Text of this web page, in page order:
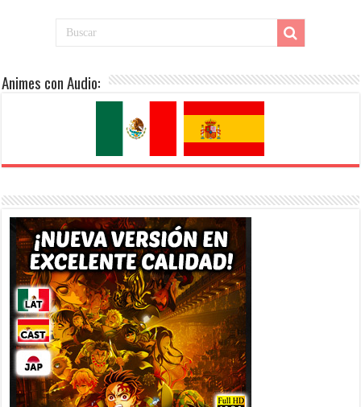
Animes con Audio: